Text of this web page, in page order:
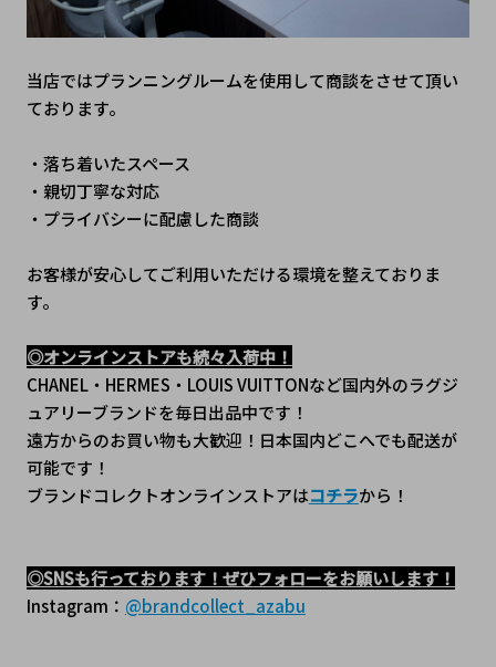
当店ではプランニングルームを使用して商談をさせて頂い
ております。
・落ち着いたスペース
・親切丁寧な対応
・プライバシーに配慮した商談
お客様が安心してご利用いただける環境を整えておりま
す。
◎オンラインストアも続々入荷中！
CHANEL・HERMES・LOUIS VUITTONなど国内外のラグジ
ュアリーブランドを毎日出品中です！
遠方からのお買い物も大歓迎！日本国内どこへでも配送が
可能です！
ブランドコレクトオンラインストアはコチラから！
◎SNSも行っております！ぜひフォローをお願いします！
Instagram： @brandcollect_azabu